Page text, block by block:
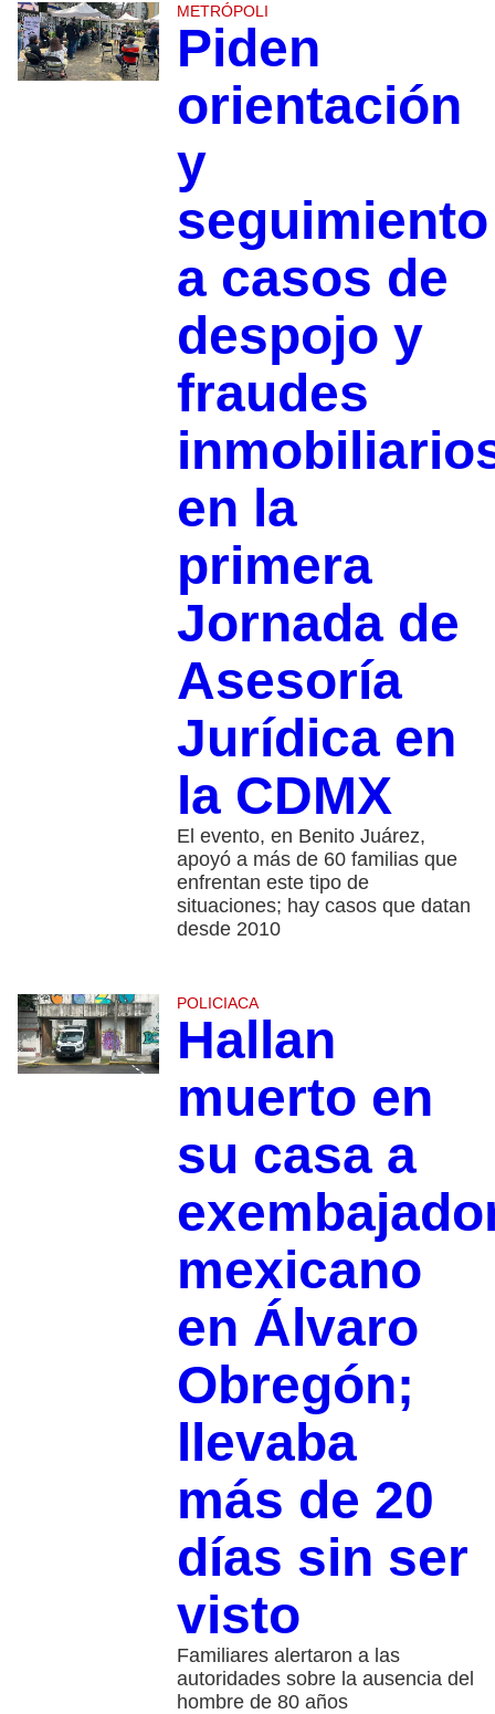
METRÓPOLI
Piden
orientación
y
seguimiento
a casos de
despojo y
fraudes
en la
primera
Jornada de
Asesoría
Jurídica en
la CDMX
El evento, en Benito Juárez,
apoyó a más de 60 familias que
enfrentan este tipo de
situaciones; hay casos que datan
desde 2010
POLICIACA
Hallan
muerto en
su casa a
mexicano
en Álvaro
Obregón;
llevaba
más de 20
días sin ser
visto
Familiares alertaron a las
autoridades sobre la ausencia del
hombre de 80 años